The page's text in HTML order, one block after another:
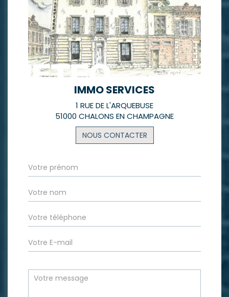
IMMO SERVICES
1 RUE DE L'ARQUEBUSE
51000 CHALONS EN CHAMPAGNE
NOUS CONTACTER